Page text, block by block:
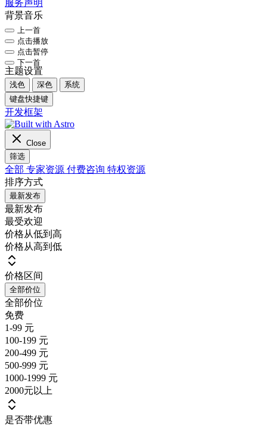
服务声明
背景音乐
上一首
点击播放
点击暂停
下一首
主题设置
浅色 深色
系统
键盘快捷键
开发框架
Close
筛选
全部 专家资源 付费咨询 特权资源
排序方式
最新发布
最新发布
最受欢迎
价格从低到高
价格从高到低
价格区间
全部价位
全部价位
免费
1-99 元
100-199 元
200-499 元
500-999 元
1000-1999 元
2000元以上
是否带优惠